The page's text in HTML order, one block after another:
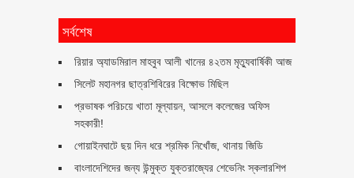
সর্বশেষ
রিয়ার অ্যাডমিরাল মাহবুব আলী খানের ৪২তম মৃত্যুবার্ষিকী আজ
সিলেট মহানগর ছাত্রশিবিরের বিক্ষোভ মিছিল
প্রভাষক পরিচয়ে খাতা মূল্যায়ন, আসলে কলেজের অফিস
সহকারী!
গোয়াইনঘাটে ছয় দিন ধরে শ্রমিক নিখোঁজ, থানায় জিডি
বাংলাদেশিদের জন্য উন্মুক্ত যুক্তরাজ্যের শেভেনিং স্কলারশিপ